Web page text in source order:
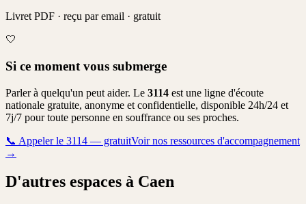
Livret PDF · reçu par email · gratuit
🤍
Si ce moment vous submerge
Parler à quelqu'un peut aider. Le 3114 est une ligne d'écoute
nationale gratuite, anonyme et confidentielle, disponible 24h/24 et
7j/7 pour toute personne en souffrance ou ses proches.
📞 Appeler le 3114 — gratuitVoir nos ressources d'accompagnement
→
D'autres espaces à Caen